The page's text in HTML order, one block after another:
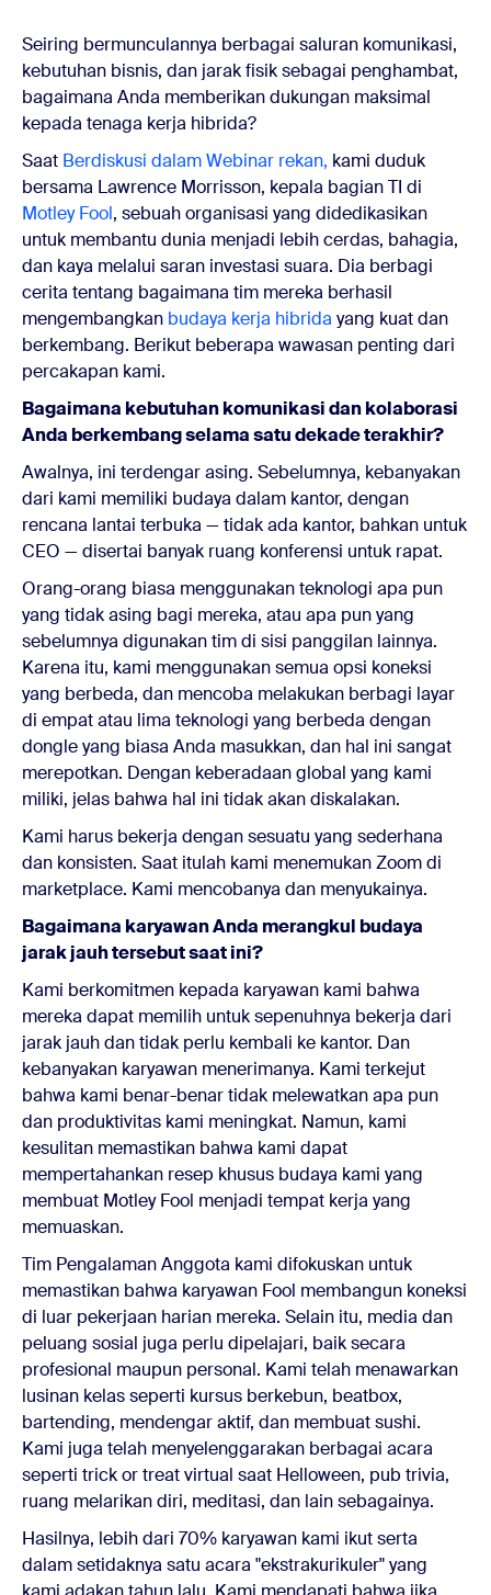
Seiring bermunculannya berbagai saluran komunikasi,
kebutuhan bisnis, dan jarak fisik sebagai penghambat,
bagaimana Anda memberikan dukungan maksimal
kepada tenaga kerja hibrida?
Saat Berdiskusi dalamWebinar rekan, kami duduk
bersama Lawrence Morrisson, kepala bagian TI di
Motley Fool, sebuah organisasi yang didedikasikan
untuk membantu dunia menjadi lebih cerdas, bahagia,
dan kaya melalui saran investasi suara. Dia berbagi
cerita tentang bagaimana tim mereka berhasil
mengembangkan budaya kerja hibrida yang kuat dan
berkembang. Berikut beberapa wawasan penting dari
percakapan kami.
Bagaimana kebutuhan komunikasi dan kolaborasi
Anda berkembang selama satu dekade terakhir?
Awalnya, ini terdengar asing. Sebelumnya, kebanyakan
dari kami memiliki budaya dalam kantor, dengan
rencana lantai terbuka — tidak ada kantor, bahkan untuk
CEO — disertai banyak ruang konferensi untuk rapat.
Orang-orang biasa menggunakan teknologi apa pun
yang tidak asing bagi mereka, atau apa pun yang
sebelumnya digunakan tim di sisi panggilan lainnya.
Karena itu, kami menggunakan semua opsi koneksi
yang berbeda, dan mencoba melakukan berbagi layar
di empat atau lima teknologi yang berbeda dengan
dongle yang biasa Anda masukkan, dan hal ini sangat
merepotkan. Dengan keberadaan global yang kami
miliki, jelas bahwa hal ini tidak akan diskalakan.
Kami harus bekerja dengan sesuatu yang sederhana
dan konsisten. Saat itulah kami menemukan Zoom di
marketplace. Kami mencobanya dan menyukainya.
Bagaimana karyawan Anda merangkul budaya
jarak jauh tersebut saat ini?
Kami berkomitmen kepada karyawan kami bahwa
mereka dapat memilih untuk sepenuhnya bekerja dari
jarak jauh dan tidak perlu kembali ke kantor. Dan
kebanyakan karyawan menerimanya. Kami terkejut
bahwa kami benar-benar tidak melewatkan apa pun
dan produktivitas kami meningkat. Namun, kami
kesulitan memastikan bahwa kami dapat
mempertahankan resep khusus budaya kami yang
membuat Motley Fool menjadi tempat kerja yang
memuaskan.
Tim Pengalaman Anggota kami difokuskan untuk
memastikan bahwa karyawan Fool membangun koneksi
di luar pekerjaan harian mereka. Selain itu, media dan
peluang sosial juga perlu dipelajari, baik secara
profesional maupun personal. Kami telah menawarkan
lusinan kelas seperti kursus berkebun, beatbox,
bartending, mendengar aktif, dan membuat sushi.
Kami juga telah menyelenggarakan berbagai acara
seperti trick or treat virtual saat Helloween, pub trivia,
ruang melarikan diri, meditasi, dan lain sebagainya.
Hasilnya, lebih dari 70% karyawan kami ikut serta
dalam setidaknya satu acara "ekstrakurikuler" yang